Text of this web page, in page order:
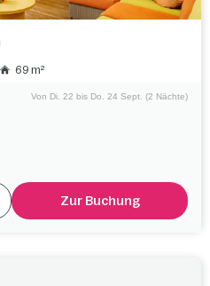
69 m²
Von Di. 22 bis Do. 24 Sept. (2 Nächte)
Zur Buchung